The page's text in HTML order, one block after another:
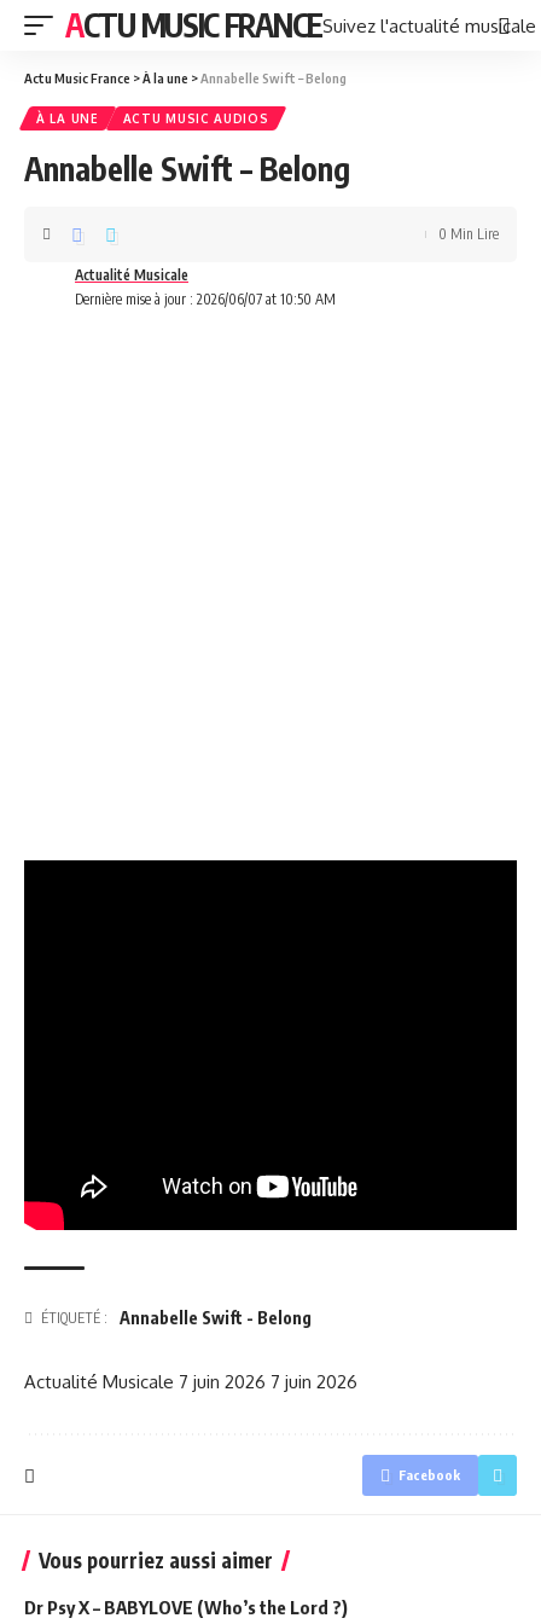
ACTU MUSIC FRANCESuivez l'actualité
Actu Music France >À la une >Annabelle Swift – Belong
À LA UNE ACTU MUSIC AUDIOS
Annabelle Swift – Belong
Dernière mise à jour : 2026/06/07 at 10:50 AM
Actualité Musicale
0 Min Lire
ÉTIQUETÉ : Annabelle Swift - Belong
Actualité Musicale 7 juin 2026 7 juin 2026
Facebook
Vous pourriez aussi aimer
Dr Psy X – BABYLOVE (Who’s the Lord ?)